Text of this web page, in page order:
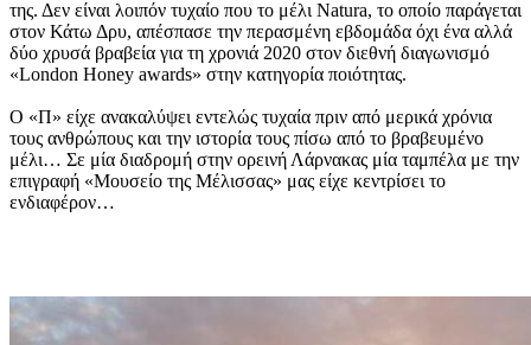
της. Δεν είναι λοιπόν τυχαίο που το μέλι Natura, το οποίο παράγεται
στον Κάτω Δρυ, απέσπασε την περασμένη εβδομάδα όχι ένα αλλά
δύο χρυσά βραβεία για τη χρονιά 2020 στον διεθνή διαγωνισμό
«London Honey awards» στην κατηγορία ποιότητας.
Ο «Π» είχε ανακαλύψει εντελώς τυχαία πριν από μερικά χρόνια
τους ανθρώπους και την ιστορία τους πίσω από το βραβευμένο
μέλι… Σε μία διαδρομή στην ορεινή Λάρνακας μία ταμπέλα με την
επιγραφή «Μουσείο της Μέλισσας» μας είχε κεντρίσει το
ενδιαφέρον…